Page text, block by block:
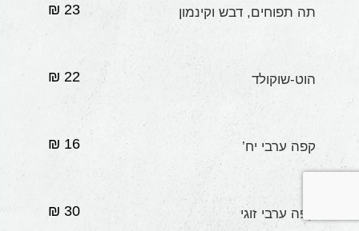
תה תפוחים, דבש וקינמון 23 ₪
הוט-שוקולד 22 ₪
קפה ערבי יח’ 16 ₪
קפה ערבי זוגי 30 ₪